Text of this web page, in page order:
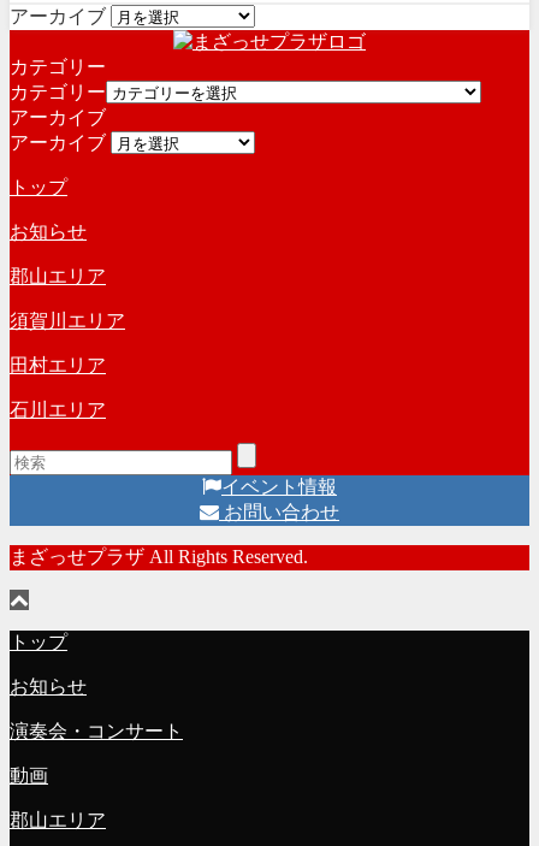
アーカイブ
カテゴリー
カテゴリー
アーカイブ
アーカイブ
トップ
お知らせ
郡山エリア
須賀川エリア
田村エリア
石川エリア
イベント情報
お問い合わせ
まざっせプラザ All Rights Reserved.
トップ
お知らせ
演奏会・コンサート
動画
郡山エリア